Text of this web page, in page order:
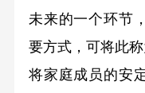
未来的一个环节
要方式，可将此
将家庭成员的安